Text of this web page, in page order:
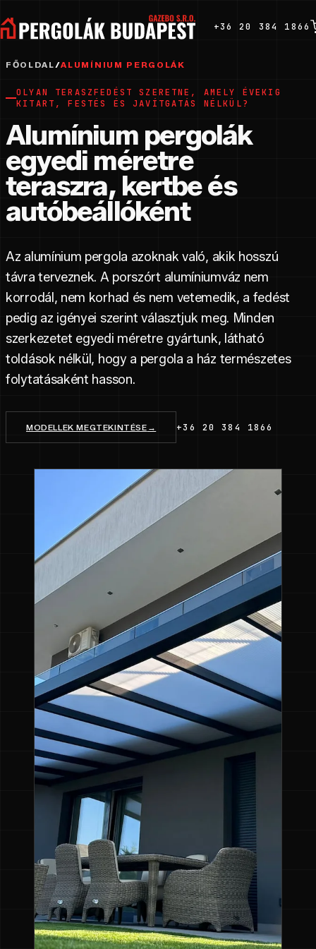
+36 20 384 1866
FŐOLDAL/ALUMÍNIUM PERGOLÁK
OLYAN TERASZFEDÉST SZERETNE, AMELY ÉVEKIG
KITART, FESTÉS ÉS JAVÍTGATÁS NÉLKÜL?
Alumínium pergolák
egyedi méretre
teraszra, kertbe és
autóbeállóként
Az alumínium pergola azoknak való, akik hosszú
távra terveznek. A porszórt alumíniumváz nem
korrodál, nem korhad és nem vetemedik, a fedést
pedig az igényei szerint választjuk meg. Minden
szerkezetet egyedi méretre gyártunk, látható
toldások nélkül, hogy a pergola a ház természetes
folytatásaként hasson.
MODELLEK MEGTEKINTÉSE → +36 20 384 1866